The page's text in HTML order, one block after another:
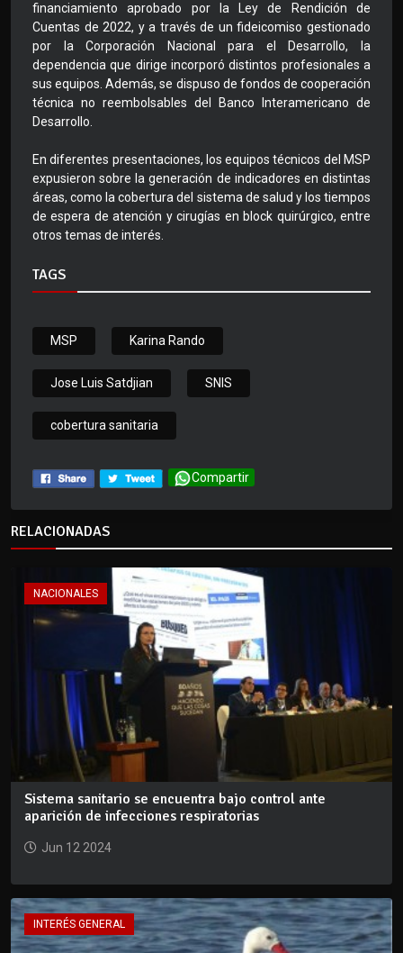
financiamiento aprobado por la Ley de Rendición de
Cuentas de 2022, y a través de un fideicomiso gestionado
por la Corporación Nacional para el Desarrollo, la
dependencia que dirige incorporó distintos profesionales a
sus equipos. Además, se dispuso de fondos de cooperación
técnica no reembolsables del Banco Interamericano de
Desarrollo.
En diferentes presentaciones, los equipos técnicos del MSP
expusieron sobre la generación de indicadores en distintas
áreas, como la cobertura del sistema de salud y los tiempos
de espera de atención y cirugías en block quirúrgico, entre
otros temas de interés.
TAGS
MSP Karina Rando
Jose Luis Satdjian SNIS
cobertura sanitaria
Compartir
RELACIONADAS
NACIONALES
Sistema sanitario se encuentra bajo control ante
aparición de infecciones respiratorias
Jun 12 2024
INTERÉS GENERAL